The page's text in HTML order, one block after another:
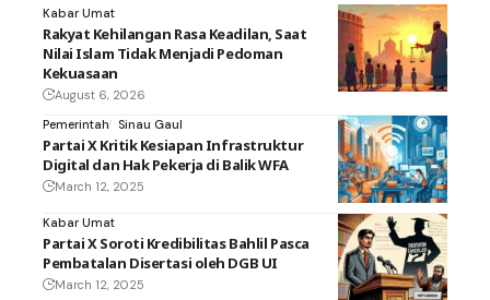
Kabar Umat
Rakyat Kehilangan Rasa Keadilan, Saat
Nilai Islam Tidak Menjadi Pedoman
Kekuasaan
August 6, 2026
Pemerintah
Sinau Gaul
Partai X Kritik Kesiapan Infrastruktur
Digital dan Hak Pekerja di Balik WFA
March 12, 2025
Kabar Umat
Partai X Soroti Kredibilitas Bahlil Pasca
Pembatalan Disertasi oleh DGB UI
March 12, 2025